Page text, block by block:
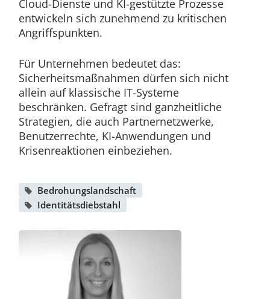
Cloud-Dienste und KI-gestützte Prozesse
entwickeln sich zunehmend zu kritischen
Angriffspunkten.
Für Unternehmen bedeutet das:
Sicherheitsmaßnahmen dürfen sich nicht
allein auf klassische IT-Systeme
beschränken. Gefragt sind ganzheitliche
Strategien, die auch Partnernetzwerke,
Benutzerrechte, KI-Anwendungen und
Krisenreaktionen einbeziehen.
Bedrohungslandschaft
Identitätsdiebstahl